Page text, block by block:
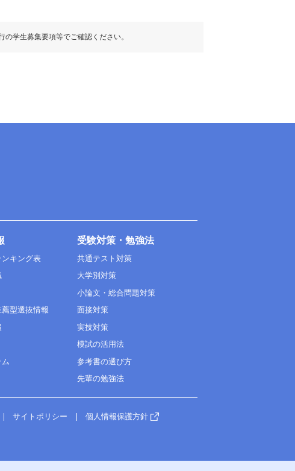
学生募集要項等でご確認ください。
ンキング表
型選抜情報
受験対策・勉強法
共通テスト対策
大学別対策
小論文・総合問題対策
面接対策
実技対策
模試の活用法
参考書の選び方
先輩の勉強法
サイトポリシー 個人情報保護方針